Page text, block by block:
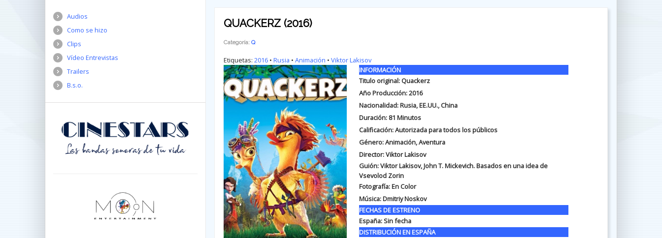
QUACKERZ (2016)
Categoría: Q
Etiquetas: 2016• Rusia • Animación • Viktor Lakisov
INFORMACIÓN
Titulo original: Quackerz
Año Producción: 2016
Nacionalidad: Rusia, EE.UU., China
Duración: 81 Minutos
Calificación: Autorizada para todos los públicos
Género: Animación, Aventura
Director: Viktor Lakisov
Guión: Viktor Lakisov, John T. Mickevich. Basados en una idea de
Vsevolod Zorin
Fotografía: En Color
Música: Dmitriy Noskov
FECHAS DE ESTRENO
España: Sin fecha
DISTRIBUCIÓN EN ESPAÑA
Audios
Como se hizo
Clips
Vídeo Entrevistas
Trailers
B.s.o.